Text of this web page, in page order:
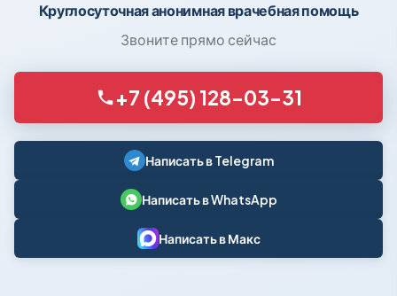
Круглосуточная анонимная врачебная помощь
Звоните прямо сейчас
+7 (495) 128-03-31
Написать в Telegram
Написать в WhatsApp
Написать в Макс